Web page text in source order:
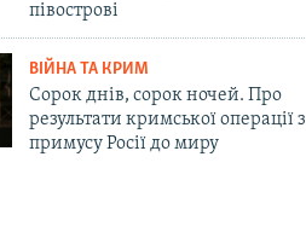
півострові
ВІЙНА ТА КРИМ
Сорок днів, сорок ночей. Про
результати кримської операції з
примусу Росії до миру